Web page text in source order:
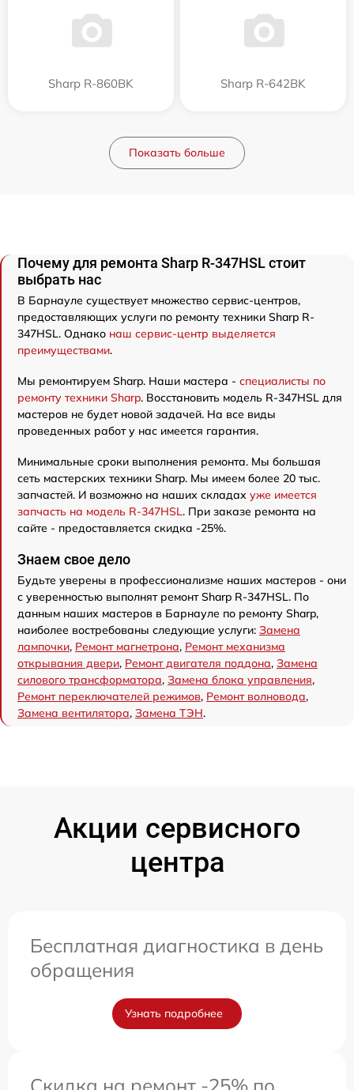
Sharp R-860BK Sharp R-642BK
Показать больше
Почему для ремонта Sharp R-347HSL стоит
выбрать нас
В Барнауле существует множество сервис-центров,
предоставляющих услуги по ремонту техники Sharp R-
347HSL. Однако наш сервис-центр выделяется
преимуществами.
Мы ремонтируем Sharp. Наши мастера - специалисты по
ремонту техники Sharp. Восстановить модель R-347HSL для
мастеров не будет новой задачей. На все виды
проведенных работ у нас имеется гарантия.
Минимальные сроки выполнения ремонта. Мы большая
сеть мастерских техники Sharp. Мы имеем более 20 тыс.
запчастей. И возможно на наших складах уже имеется
запчасть на модель R-347HSL. При заказе ремонта на
сайте - предоставляется скидка -25%.
Знаем свое дело
Будьте уверены в профессионализме наших мастеров - они
с уверенностью выполнят ремонт Sharp R-347HSL. По
данным наших мастеров в Барнауле по ремонту Sharp,
наиболее востребованы следующие услуги: Замена
лампочки, Ремонт магнетрона, Ремонт механизма
открывания двери, Ремонт двигателя поддона, Замена
силового трансформатора, Замена блока управления,
Ремонт переключателей режимов, Ремонт волновода,
Замена вентилятора, Замена ТЭН.
Акции сервисного
центра
Бесплатная диагностика в день
обращения
Узнать подробнее
Скидка на ремонт -25% по